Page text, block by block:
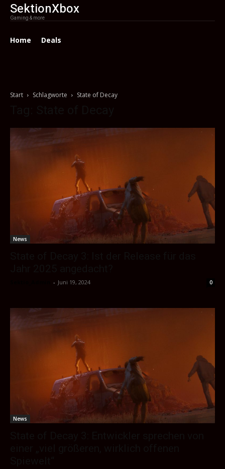
SektionXbox
Gaming & more
Home Deals
Start Schlagworte State of Decay
News
- Juni 19, 2024 0
News